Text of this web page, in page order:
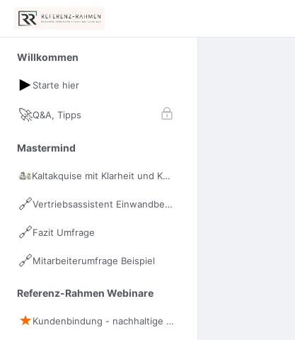
Willkommen
Starte hier
🚀Q&A, Tipps
Mastermind
Kaltakquise mit Klarheit und Kraft
🔗 Vertriebsassistent Einwandbehandlung
🔗Fazit Umfrage
🔗Mitarbeiterumfrage Beispiel
Referenz-Rahmen Webinare
Kundenbindung - nachhaltige Loyalität